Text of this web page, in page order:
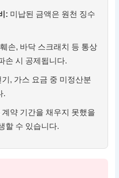
: 미납된 금액은 원천 징수
손, 바닥 스크래치 등 통상
손 시 공제됩니다.
기, 가스 요금 중 미정산분
.
계약 기간을 채우지 못했을
할 수 있습니다.